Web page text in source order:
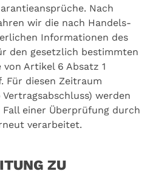
Nach
wir die nach Handels-
Informationen des
den gesetzlich bestimmten
Artikel 6 Absatz 1
Für diesen Zeitraum
werden
einer Überprüfung durch
verarbeitet.
ZU